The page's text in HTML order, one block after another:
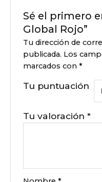
Sé el primero
Global Rojo”
Tu dirección de
publicada. Los
marcados con*
Tu puntuación
Tu valoración*